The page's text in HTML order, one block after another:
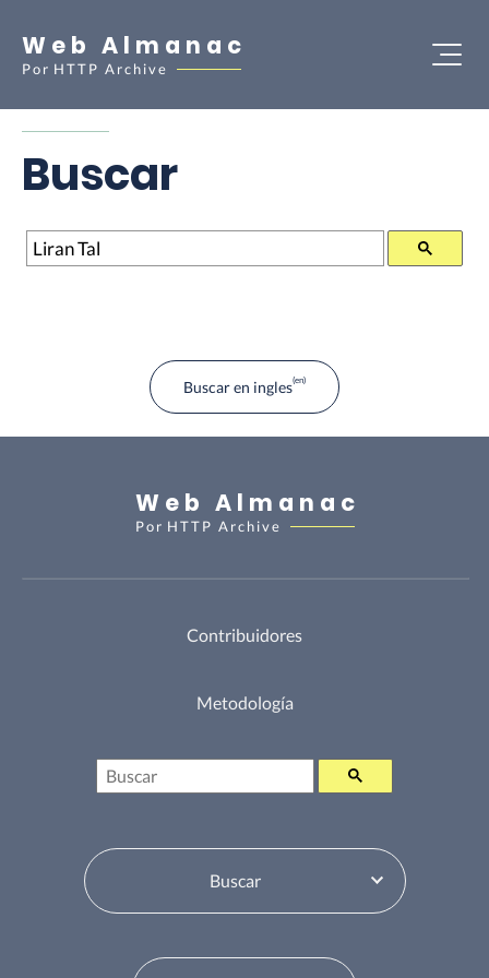
Web Almanac
Por HTTP Archive
Buscar
Buscar
Buscar en ingles
Web Almanac
Por HTTP Archive
Contribuidores
Metodología
Buscar
Selector de tabla de contenidos